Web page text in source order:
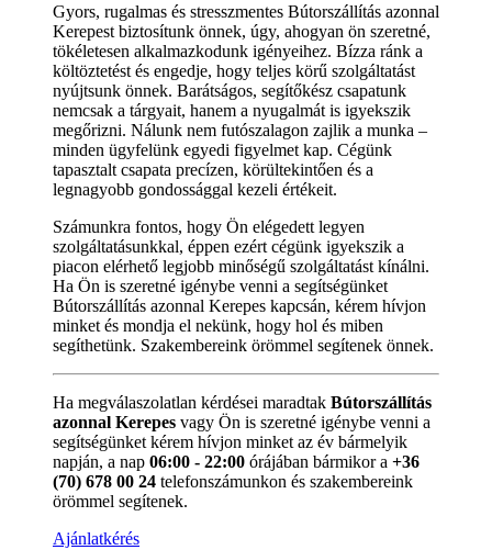
Gyors, rugalmas és stresszmentes Bútorszállítás azonnal
Kerepest biztosítunk önnek, úgy, ahogyan ön szeretné,
tökéletesen alkalmazkodunk igényeihez. Bízza ránk a
költöztetést és engedje, hogy teljes körű szolgáltatást
nyújtsunk önnek. Barátságos, segítőkész csapatunk
nemcsak a tárgyait, hanem a nyugalmát is igyekszik
megőrizni. Nálunk nem futószalagon zajlik a munka –
minden ügyfelünk egyedi figyelmet kap. Cégünk
tapasztalt csapata precízen, körültekintően és a
legnagyobb gondossággal kezeli értékeit.
Számunkra fontos, hogy Ön elégedett legyen
szolgáltatásunkkal, éppen ezért cégünk igyekszik a
piacon elérhető legjobb minőségű szolgáltatást kínálni.
Ha Ön is szeretné igénybe venni a segítségünket
Bútorszállítás azonnal Kerepes kapcsán, kérem hívjon
minket és mondja el nekünk, hogy hol és miben
segíthetünk. Szakembereink örömmel segítenek önnek.
Ha megválaszolatlan kérdései maradtak Bútorszállítás
azonnal Kerepes vagy Ön is szeretné igénybe venni a
segítségünket kérem hívjon minket az év bármelyik
napján, a nap 06:00 - 22:00 órájában bármikor a +36
(70) 678 00 24 telefonszámunkon és szakembereink
örömmel segítenek.
Ajánlatkérés